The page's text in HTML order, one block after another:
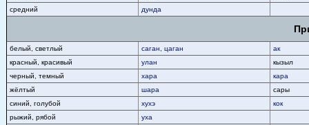
средний
дунда
белый, светлый саган, цаган
ак
красный, красивый
улан
кызыл
черный, темный
хара
кара
жёлтый
шара
сары
синий, голубой
хухэ
кок
рыжий, рябой
уха